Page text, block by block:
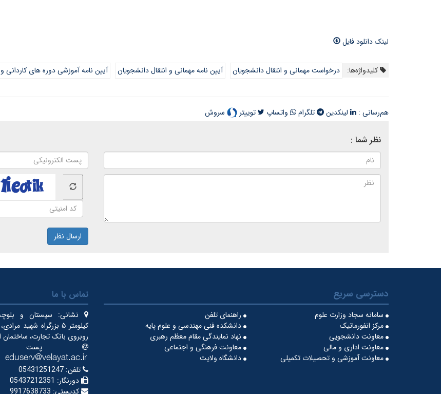
لینک دانلود فایل
کلیدواژه‌ها: درخواست مهمانی و انتقال دانشجویان آیین نامه مهمانی و انتقال دانشجویان آیین نامه آموزشی دوره های کاردانی
هم‌رسانی : لینکدین تلگرام واتساپ توییتر سروش
نظر شما :
ارسال نظر
دسترسی سریع
راهنمای تلفن
سامانه سجاد وزارت علوم
دانشکده فنی مهندسی و علوم پایه
مرکز انفورماتیک
نهاد نمایندگی مقام معظم رهبری
معاونت دانشجویی
معاونت فرهنگی و اجتماعی
معاونت اداری و مالی
دانشگاه ولایت
معاونت آموزشی و تحصیلات تکمیلی
تماس با ما
نشانی: سیستان و
کیلومتر ۵ بزرگراه شهید
روبروی بانک تجارت، ساختمان
پست
تلفن: 05431251247
دورنگار: 05437212351
کدپستی: 9917638733